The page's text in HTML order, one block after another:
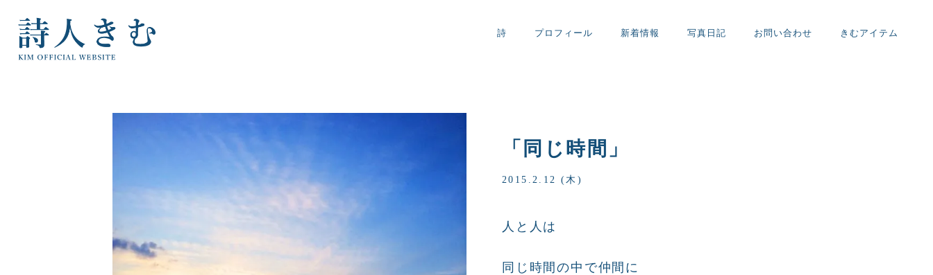
詩 プロフィール 新着情報 写真日記 お問い合わせ きむアイテム
「同じ時間」
2015.2.12 (木)
人と人は
同じ時間の中で仲間に